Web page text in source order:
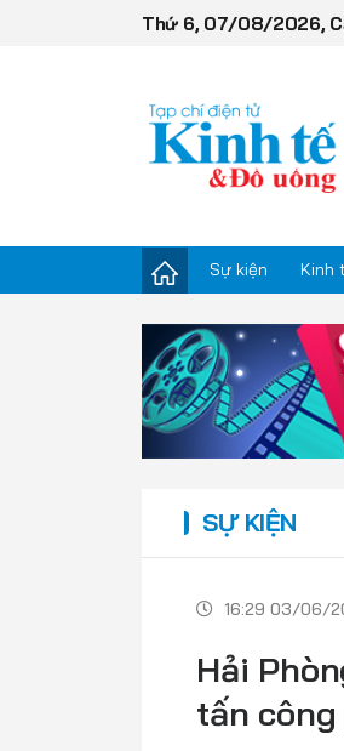
Thứ 6, 07/08/2026,
Sự kiện Kinh
Kinh tế - Tiêu dùng
Đời sống
SỰ KIỆN
16:29 03/06/
Hải
tấn